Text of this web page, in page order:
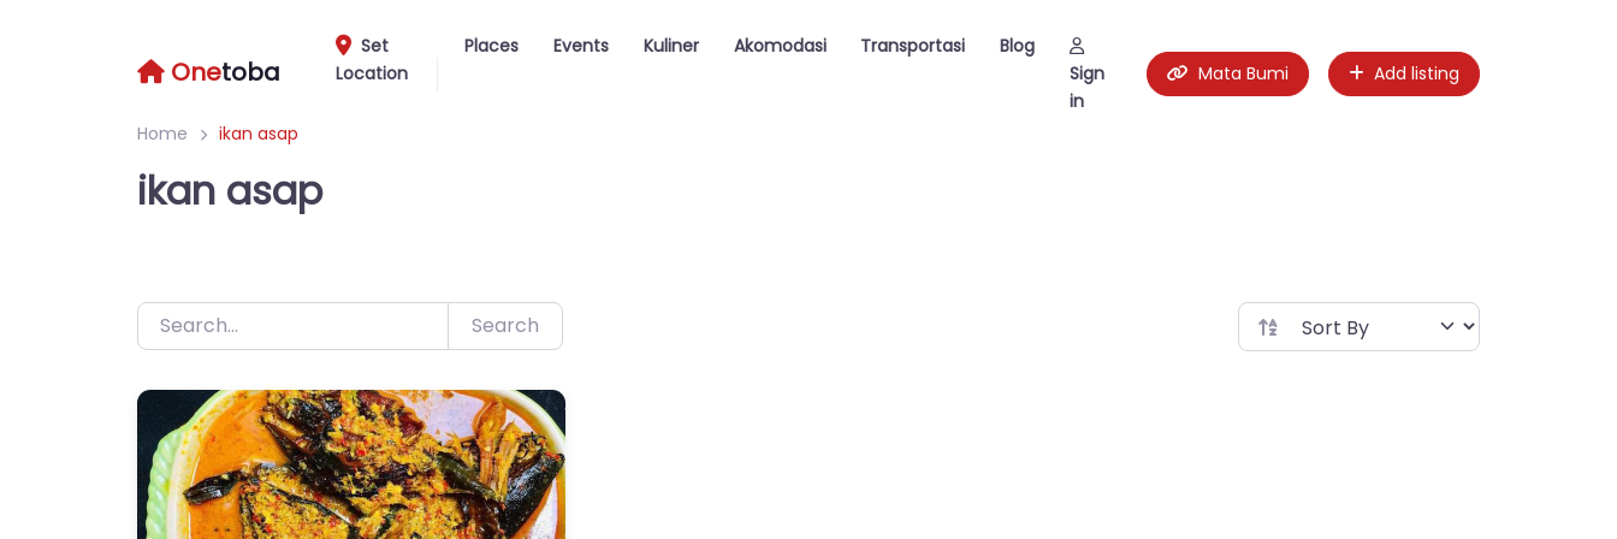
Onetoba
Set
Location
Places Events Kuliner Akomodasi Transportasi
Blog
Sign
in
Mata Bumi Add listing
Home ikan asap
ikan asap
Search